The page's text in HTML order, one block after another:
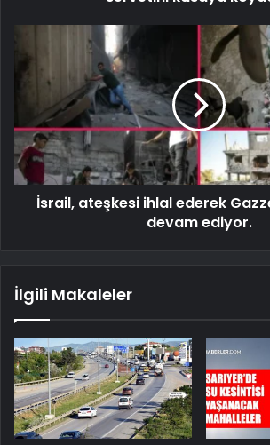
İsrail, ateşkesi ihlal ederek
devam ediyor.
İlgili Makaleler